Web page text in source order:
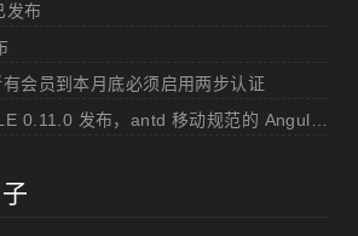
发布
会员到本月底必须启用两步认证